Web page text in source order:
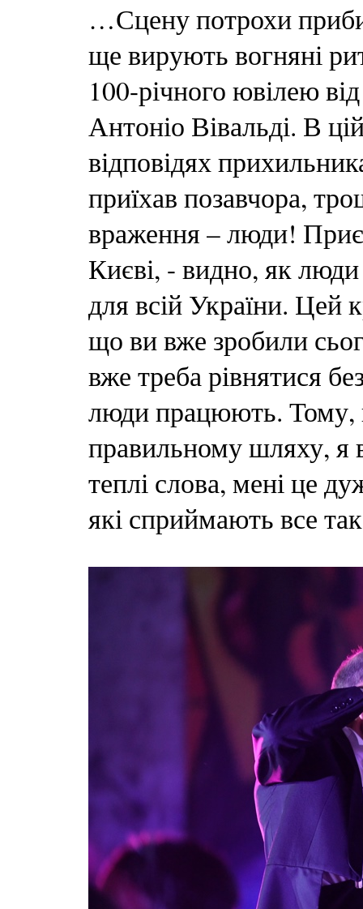
…Сцену потрохи
ще вирують вогняні
100-річного ювілею
Антоніо Вівальді. В
відповідях
приїхав позавчора,
враження – люди!
Києві, - видно, як
для всій України. Цей
що ви вже зробили
вже треба рівнятися
люди працюють. Тому,
правильному шляху, я
теплі слова, мені це
які сприймають все